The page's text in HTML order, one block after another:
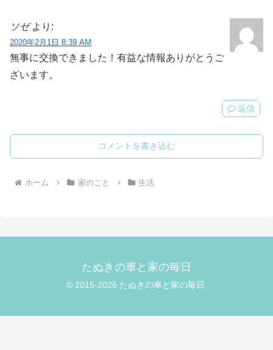
ソゼ より:
2020年2月1日 8:39 AM
無事に交換できました！有益な情報ありがとうご
ざいます。
返信
コメントを書き込む
ホーム 家のこと 生活
たぬきの車と家の毎日
© 2015-2026 たぬきの車と家の毎日.